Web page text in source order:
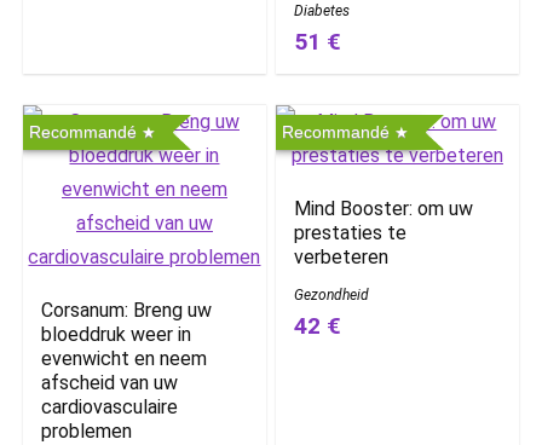
Diabetes
51 €
Recommandé
Corsanum: Breng uw
bloeddruk weer in
evenwicht en neem
afscheid van uw
cardiovasculaire
problemen
Recommandé
Mind Booster: om uw
prestaties te
verbeteren
Gezondheid
42 €